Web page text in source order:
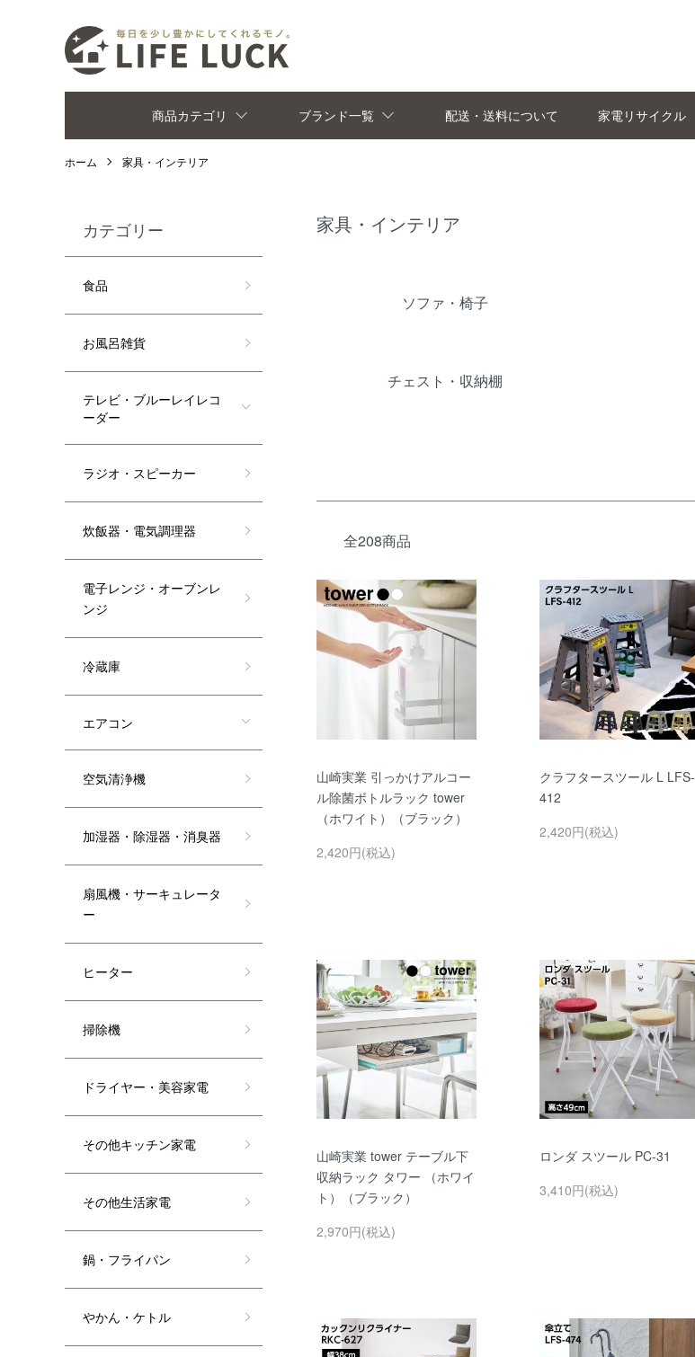
商品カテゴリ ブランド一覧 配送・送料について 家電リサイクル
ホーム 家具・インテリア
家具・インテリア
ソファ・椅子
チェスト・収納棚
全208商品
山崎実業 引っかけアルコー
ル除菌ボトルラック tower
（ホワイト）（ブラック）
2,420円(税込)
クラフタースツール L LFS-
412
2,420円(税込)
山崎実業 tower テーブル下
収納ラック タワー （ホワイ
ト）（ブラック）
2,970円(税込)
ロンダ スツール PC-31
3,410円(税込)
カテゴリー
食品
お風呂雑貨
テレビ・ブルーレイレコ
ーダー
ラジオ・スピーカー
炊飯器・電気調理器
電子レンジ・オーブンレ
ンジ
冷蔵庫
エアコン
空気清浄機
加湿器・除湿器・消臭器
扇風機・サーキュレータ
ー
ヒーター
掃除機
ドライヤー・美容家電
その他キッチン家電
その他生活家電
鍋・フライパン
やかん・ケトル